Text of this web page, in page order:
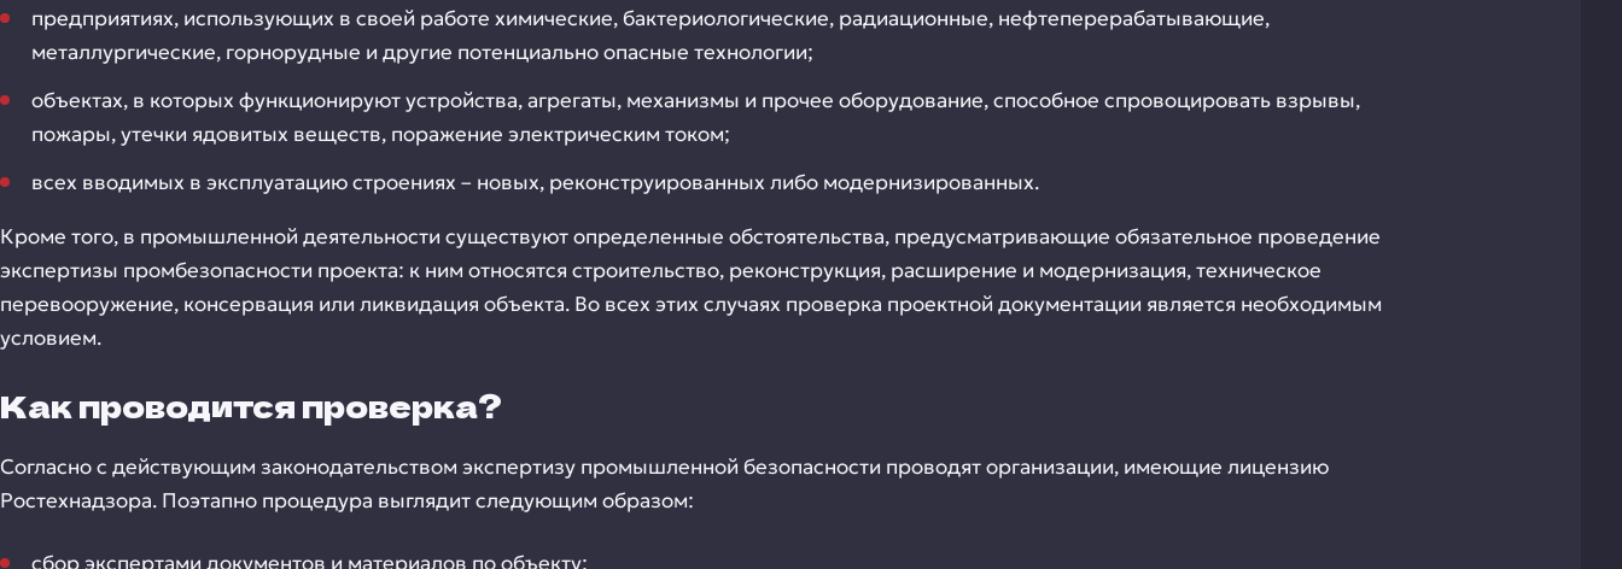
предприятиях, использующих в своей работе химические, бактериологические, радиационные, нефтеперерабатывающие,
металлургические, горнорудные и другие потенциально опасные технологии;
объектах, в которых функционируют устройства, агрегаты, механизмы и прочее оборудование, способное спровоцировать взрывы,
пожары, утечки ядовитых веществ, поражение электрическим током;
всех вводимых в эксплуатацию строениях – новых, реконструированных либо модернизированных.
Кроме того, в промышленной деятельности существуют определенные обстоятельства, предусматривающие обязательное проведение
экспертизы промбезопасности проекта: к ним относятся строительство, реконструкция, расширение и модернизация, техническое
перевооружение, консервация или ликвидация объекта. Во всех этих случаях проверка проектной документации является необходимым
условием.
Как проводится проверка?
Согласно с действующим законодательством экспертизу промышленной безопасности проводят организации, имеющие лицензию
Ростехнадзора. Поэтапно процедура выглядит следующим образом:
сбор экспертами документов и материалов по объекту;